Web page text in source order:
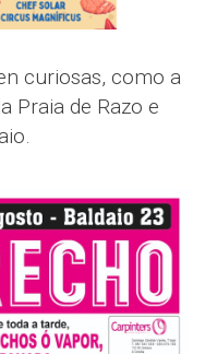
curiosas, como a
Praia de Razo e